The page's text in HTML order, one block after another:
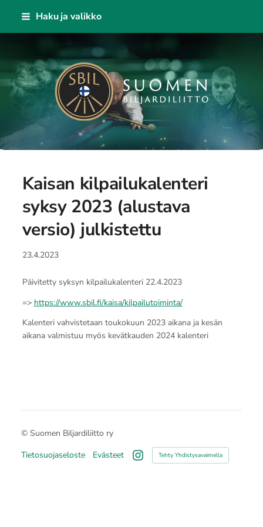
Siirry
Haku ja valikko
KAISA - Suomen Biljardiliitto ry
Kaisan kilpailukalenteri
syksy 2023 (alustava
versio) julkistettu
23.4.2023
Päivitetty syksyn kilpailukalenteri 22.4.2023
=> https://www.sbil.fi/kaisa/kilpailutoiminta/
Kalenteri vahvistetaan toukokuun 2023 aikana ja kesän
aikana valmistuu myös kevätkauden 2024 kalenteri
© Suomen Biljardiliitto ry
Tietosuojaseloste
Evästeet
Instagram
Tehty Yhdistysavaimella